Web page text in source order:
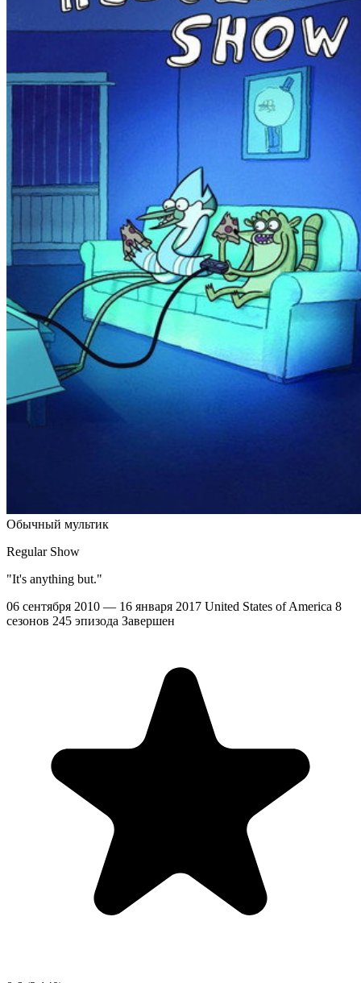
Обычный мультик
Regular Show
"It's anything but."
06 сентября 2010 — 16 января 2017 United States of America 8
сезонов 245 эпизода Завершен